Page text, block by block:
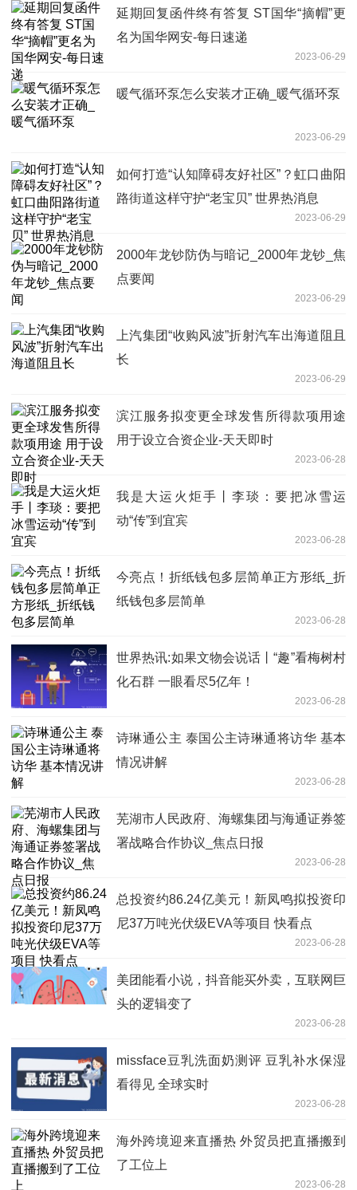
延期回复函件终有答复 ST国华“摘帽”更
名为国华网安-每日速递
2023-06-29
暖气循环泵怎么安装才正确_暖气循环泵
2023-06-29
如何打造“认知障碍友好社区”？虹口曲阳
路街道这样守护“老宝贝” 世界热消息
2023-06-29
2000年龙钞防伪与暗记_2000年龙钞_焦
点要闻
2023-06-29
上汽集团“收购风波”折射汽车出海道阻且
长
2023-06-29
滨江服务拟变更全球发售所得款项用途
用于设立合资企业-天天即时
2023-06-28
我是大运火炬手丨李琰：要把冰雪运
动“传”到宜宾
2023-06-28
今亮点！折纸钱包多层简单正方形纸_折
纸钱包多层简单
2023-06-28
世界热讯:如果文物会说话丨“趣”看梅树村
化石群 一眼看尽5亿年！
2023-06-28
诗琳通公主 泰国公主诗琳通将访华 基本
情况讲解
2023-06-28
芜湖市人民政府、海螺集团与海通证券签
署战略合作协议_焦点日报
2023-06-28
总投资约86.24亿美元！新凤鸣拟投资印
尼37万吨光伏级EVA等项目 快看点
2023-06-28
美团能看小说，抖音能买外卖，互联网巨
头的逻辑变了
2023-06-28
missface豆乳洗面奶测评 豆乳补水保湿
看得见 全球实时
2023-06-28
海外跨境迎来直播热 外贸员把直播搬到
了工位上
2023-06-28